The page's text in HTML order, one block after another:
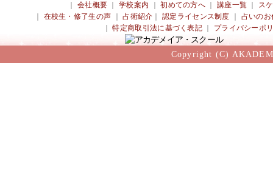
会社概要 ｜学校案内 ｜初めての方へ 講座一覧
ス
在校生・修了生の声 ｜占術紹介 ｜認定ライセンス制度
占いのお
｜特定商取引法に基づく表記 プライバシーポ
Copyright (C)